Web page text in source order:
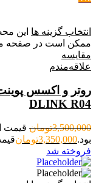
انتخاب گزینه ها این
ممکن است در صفحه
مقایسه
علاقه‌مندم
DLINK R04
3,500,000تومان
بود.3,350,000تومانقیمت
فروخته شد